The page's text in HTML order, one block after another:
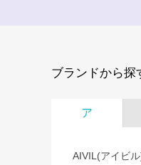
ブランドから探
ア
AIVIL(アイビ